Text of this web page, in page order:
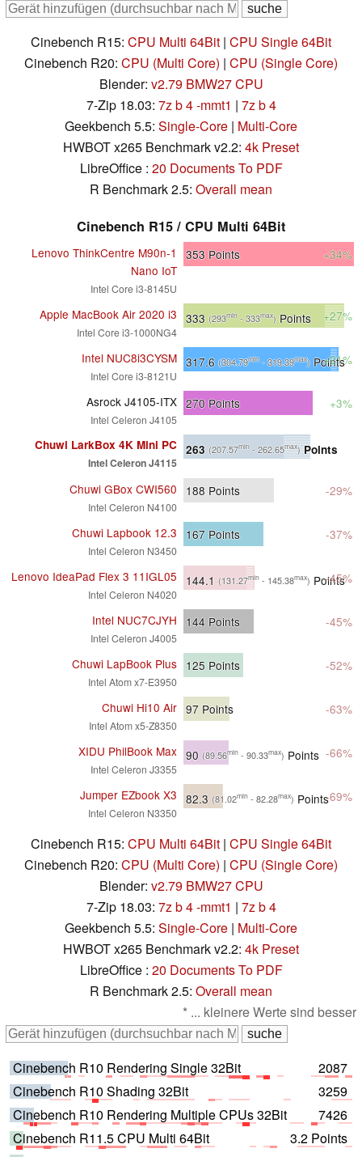
Cinebench R15: CPU Multi 64Bit | CPU Single 64Bit
Cinebench R20: CPU (Multi Core) | CPU (Single Core)
Blender: v2.79 BMW27 CPU
7-Zip 18.03: 7z b 4 -mmt1 | 7z b 4
Geekbench 5.5: Single-Core | Multi-Core
HWBOT x265 Benchmark v2.2: 4k Preset
LibreOffice : 20 Documents To PDF
R Benchmark 2.5: Overall mean
Cinebench R15 / CPU Multi 64Bit
Lenovo ThinkCentre M90n-1
Nano IoT
Intel Core i3-8145U
353 Points +34%
Apple MacBook Air 2020 i3
Intel Core i3-1000NG4
333 (293min- 333max) Points +27%
Intel NUC8i3CYSM
Intel Core i3-8121U
317.6 (304.79min- 319.39max) Points
+21%
Asrock J4105-ITX
Intel Celeron J4105
270 Points +3%
Chuwi LarkBox 4K Mini PC
Intel Celeron J4115
263 (207.57min - 262.65max)Points
Chuwi GBox CWI560
Intel Celeron N4100
188 Points -29%
Chuwi Lapbook 12.3
Intel Celeron N3450
167 Points -37%
Lenovo IdeaPad Flex 3 11IGL05
Intel Celeron N4020
144.1 (131.27min - 145.38max) Points
-45%
Intel NUC7CJYH
Intel Celeron J4005
144 Points -45%
Chuwi LapBook Plus
Intel Atom x7-E3950
125 Points -52%
Chuwi Hi10 Air
Intel Atom x5-Z8350
97 Points -63%
XIDU PhilBook Max
Intel Celeron J3355
90 (89.56min - 90.33max) Points -66%
Jumper EZbook X3
Intel Celeron N3350
82.3 (81.02min - 82.28max) Points-69%
Cinebench R15: CPU Multi 64Bit | CPU Single 64Bit
Cinebench R20: CPU (Multi Core) | CPU (Single Core)
Blender: v2.79 BMW27 CPU
7-Zip 18.03: 7z b 4 -mmt1 | 7z b 4
Geekbench 5.5: Single-Core | Multi-Core
HWBOT x265 Benchmark v2.2: 4k Preset
LibreOffice : 20 Documents To PDF
R Benchmark 2.5: Overall mean
* ... kleinere Werte sind besser
Cinebench R10 Rendering Single 32Bit
2087
Cinebench R10 Shading 32Bit
3259
Cinebench R10 Rendering Multiple CPUs 32Bit
7426
Cinebench R11.5 CPU Multi 64Bit
3.2 Points